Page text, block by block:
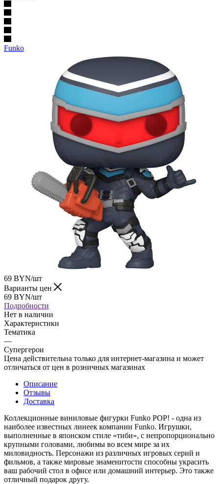
Funko
69 BYN/шт
Варианты цен
69 BYN/шт
Подробности
Нет в наличии
Характеристики
Тематика
—
Супергерои
Цена действительна только для интернет-магазина и может
отличаться от цен в розничных магазинах
Описание
Отзывы
Доставка
Коллекционные виниловые фигурки Funko POP! - одна из
наиболее известных линеек компании Funko. Игрушки,
выполненные в японском стиле «тиби», с непропорционально
крупными головами, любимы во всем мире за их
миловидность. Персонажи из различных игровых серий и
фильмов, а также мировые знаменитости способны украсить
ваш рабочий стол в офисе или домашний интерьер. Это также
отличный подарок другу.